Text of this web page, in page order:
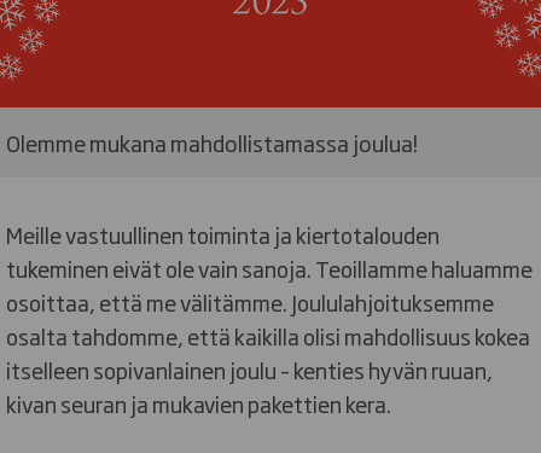
Olemme mukana mahdollistamassa joulua!
Meille vastuullinen toiminta ja kiertotalouden
tukeminen eivät ole vain sanoja. Teoillamme haluamme
osoittaa, että me välitämme. Joululahjoituksemme
osalta tahdomme, että kaikilla olisi mahdollisuus kokea
itselleen sopivanlainen joulu – kenties hyvän ruuan,
kivan seuran ja mukavien pakettien kera.